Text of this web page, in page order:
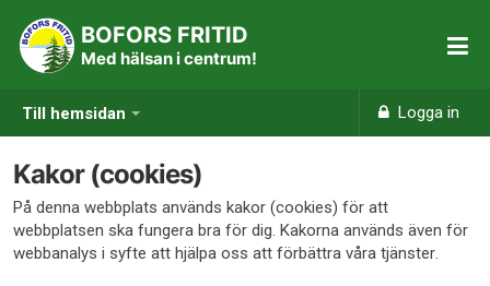
Till hemsidan Logga in
BOFORS FRITID
Med hälsan i centrum!
Kakor (cookies)
På denna webbplats används kakor (cookies) för att
webbplatsen ska fungera bra för dig. Kakorna används även för
webbanalys i syfte att hjälpa oss att förbättra våra tjänster.